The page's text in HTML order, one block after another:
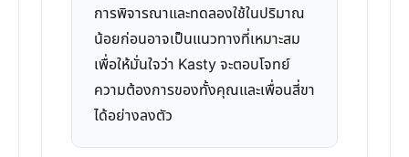
การพิจารณาและทดลองใช้ในปริมาณ
น้อยก่อนอาจเป็นแนวทางที่เหมาะสม
เพื่อให้มั่นใจว่า Kasty จะตอบโจทย์
ความต้องการของทั้งคุณและเพื่อนสี่ขา
ได้อย่างลงตัว